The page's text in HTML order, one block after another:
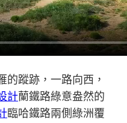
的蹤跡，一路向西，
計蘭鐵路綠意盎然的
臨哈鐵路兩側綠洲覆